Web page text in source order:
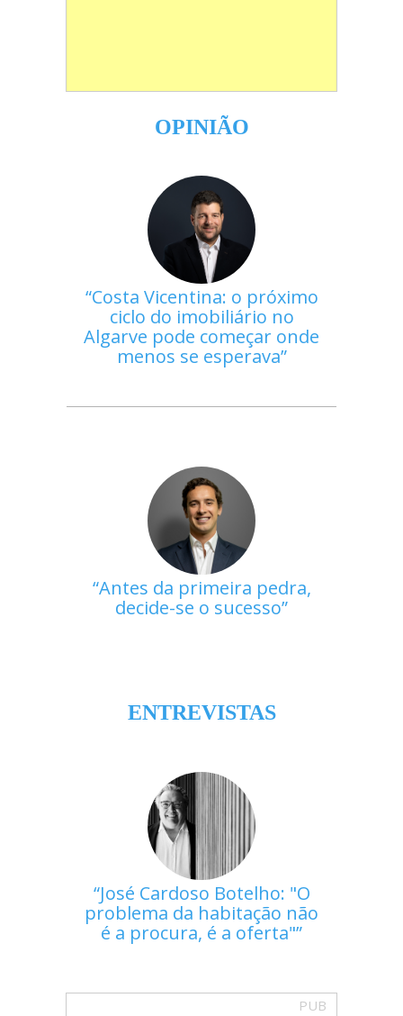
OPINIÃO
Costa Vicentina: o próximo
ciclo do imobiliário no
Algarve pode começar onde
menos se esperava
Antes da primeira pedra,
decide-se o sucesso
ENTREVISTAS
José Cardoso Botelho: "O
problema da habitação não
é a procura, é a oferta"
PUB